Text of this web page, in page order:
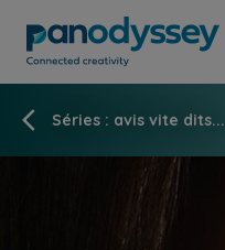
Séries : avis vite dits...